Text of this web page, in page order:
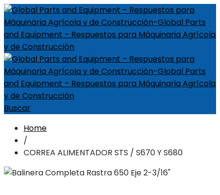
Buscar
Home
/
CORREA ALIMENTADOR STS / S670 Y S680